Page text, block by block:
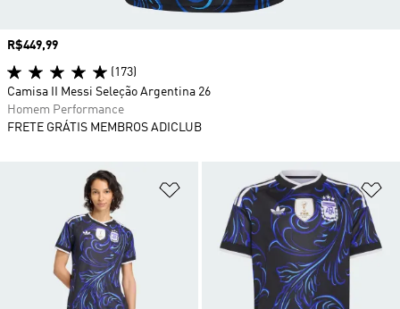
Adicionar à Lista de Desejos
Preço
R$449,99
(173)
Camisa II Messi Seleção Argentina 26
Homem Performance
FRETE GRÁTIS MEMBROS ADICLUB